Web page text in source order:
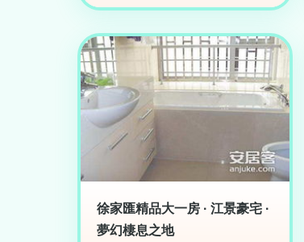
徐家匯精品大一房 · 江景豪宅 ·
夢幻棲息之地